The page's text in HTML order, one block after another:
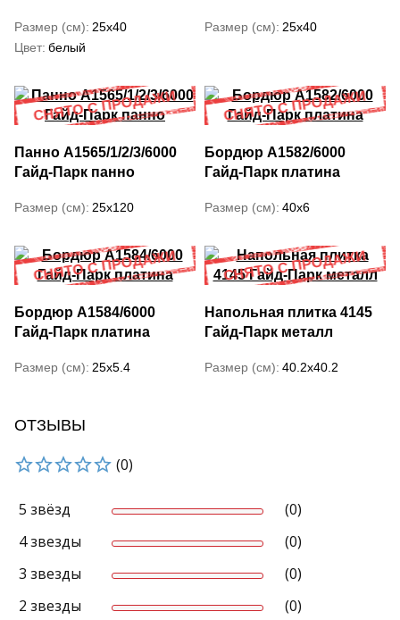
Размер (см) 25x40
Цвет белый
Размер (см) 25x40
Панно A1565/1/2/3/6000
Гайд-Парк панно
Размер (см) 25x120
Бордюр A1582/6000
Гайд-Парк платина
Размер (см) 40x6
Бордюр A1584/6000
Гайд-Парк платина
Размер (см) 25x5.4
Напольная плитка 4145
Гайд-Парк металл
Размер (см) 40.2x40.2
ОТЗЫВЫ
(0)
5 звёзд
(0)
4 звезды
(0)
3 звезды
(0)
2 звезды
(0)